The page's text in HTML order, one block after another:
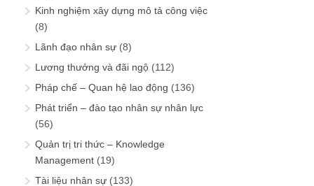
Kinh nghiệm xây dựng mô tả công việc
(8)
Lãnh đạo nhân sự (8)
Lương thưởng và đãi ngộ (112)
Pháp chế – Quan hệ lao động (136)
Phát triển – đào tạo nhân sự nhân lực
(56)
Quản trị tri thức – Knowledge
Management (19)
Tài liệu nhân sự (133)